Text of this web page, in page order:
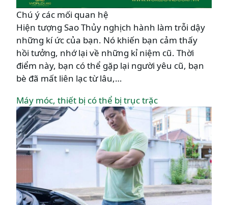
Chú ý các mối quan hệ
Hiện tượng Sao Thủy nghịch hành làm trỗi dậy
những kí ức của bạn. Nó khiến bạn cảm thấy
hồi tưởng, nhớ lại về những kỉ niệm cũ. Thời
điểm này, bạn có thể gặp lại người yêu cũ, bạn
bè đã mất liên lạc từ lâu,…
Máy móc, thiết bị có thể bị trục trặc